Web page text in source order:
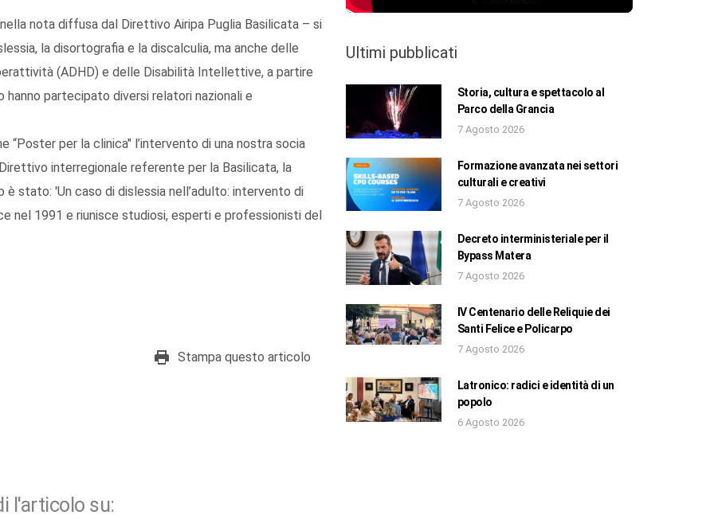
nota diffusa dal Direttivo Airipa Puglia Basilicata – si
la disortografia e la discalculia, ma anche delle
(ADHD) e delle Disabilità Intellettive, a partire
hanno partecipato diversi relatori nazionali e
“Poster per la clinica" l’intervento di una nostra socia
interregionale referente per la Basilicata, la
stato: 'Un caso di dislessia nell’adulto: intervento di
nel 1991 e riunisce studiosi, esperti e professionisti del
Stampa questo articolo
l'articolo su:
Ultimi pubblicati
Storia, cultura e spettacolo al
Parco della Grancia
7 Agosto 2026
Formazione avanzata nei settori
culturali e creativi
7 Agosto 2026
Decreto interministeriale per il
Bypass Matera
7 Agosto 2026
IV Centenario delle Reliquie dei
Santi Felice e Policarpo
7 Agosto 2026
Latronico: radici e identità di un
popolo
6 Agosto 2026